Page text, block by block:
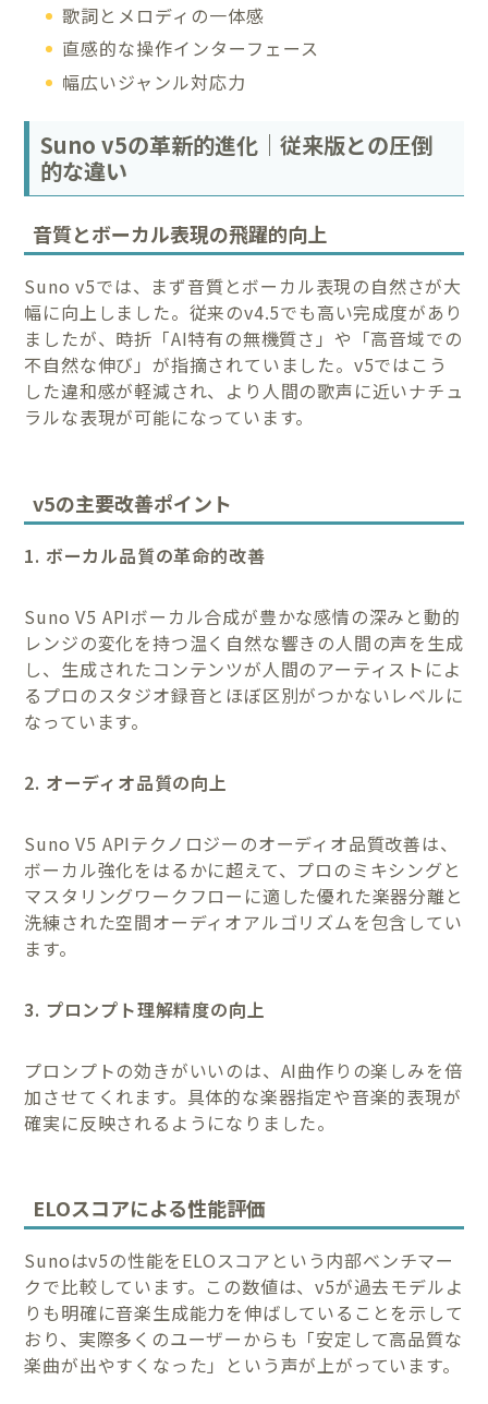
歌詞とメロディの一体感
直感的な操作インターフェース
幅広いジャンル対応力
Suno v5の革新的進化｜従来版との圧倒
的な違い
音質とボーカル表現の飛躍的向上
Suno v5では、まず音質とボーカル表現の自然さが大
幅に向上しました。従来のv4.5でも高い完成度があり
ましたが、時折「AI特有の無機質さ」や「高音域での
不自然な伸び」が指摘されていました。v5ではこう
した違和感が軽減され、より人間の歌声に近いナチュ
ラルな表現が可能になっています。
v5の主要改善ポイント
1. ボーカル品質の革命的改善
Suno V5 APIボーカル合成が豊かな感情の深みと動的
レンジの変化を持つ温く自然な響きの人間の声を生成
し、生成されたコンテンツが人間のアーティストによ
るプロのスタジオ録音とほぼ区別がつかないレベルに
なっています。
2. オーディオ品質の向上
Suno V5 APIテクノロジーのオーディオ品質改善は、
ボーカル強化をはるかに超えて、プロのミキシングと
マスタリングワークフローに適した優れた楽器分離と
洗練された空間オーディオアルゴリズムを包含してい
ます。
3. プロンプト理解精度の向上
プロンプトの効きがいいのは、AI曲作りの楽しみを倍
加させてくれます。具体的な楽器指定や音楽的表現が
確実に反映されるようになりました。
ELOスコアによる性能評価
Sunoはv5の性能をELOスコアという内部ベンチマー
クで比較しています。この数値は、v5が過去モデルよ
りも明確に音楽生成能力を伸ばしていることを示して
おり、実際多くのユーザーからも「安定して高品質な
楽曲が出やすくなった」という声が上がっています。